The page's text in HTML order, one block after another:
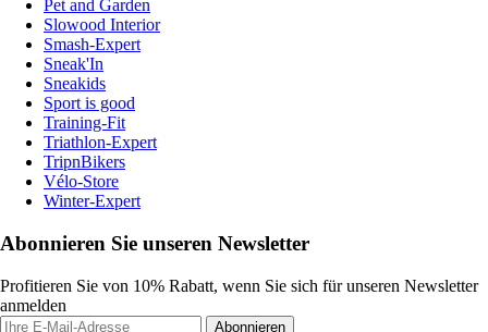
Pet and Garden
Slowood Interior
Smash-Expert
Sneak'In
Sneakids
Sport is good
Training-Fit
Triathlon-Expert
TripnBikers
Vélo-Store
Winter-Expert
Abonnieren Sie unseren Newsletter
Profitieren Sie von 10% Rabatt, wenn Sie sich für unseren Newsletter
anmelden
Abonnieren